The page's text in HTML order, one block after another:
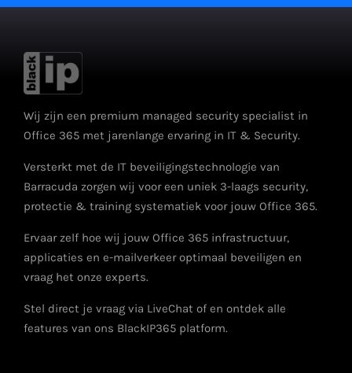
Wij zijn een premium managed security specialist in
Office 365 met jarenlange ervaring in IT & Security.
Versterkt met de IT beveiligingstechnologie van
Barracuda zorgen wij voor een uniek 3-laags security,
protectie & training systematiek voor jouw Office 365.
Ervaar zelf hoe wij jouw Office 365 infrastructuur,
applicaties en e-mailverkeer optimaal beveiligen en
vraag het onze experts.
Stel direct je vraag via LiveChat of en ontdek alle
features van ons BlackIP365 platform.